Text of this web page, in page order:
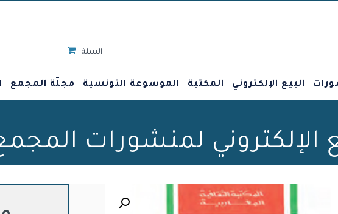
السلة
البيع الإلكتروني المكتبة الموسوعة التونسية مجلّة المجمع
الإلكتروني لمنشورات
🔍